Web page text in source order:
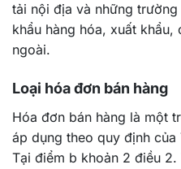
tải nội địa và những
khẩu hàng hóa, xuất
ngoài.
Loại hóa đơn bán hàng
Hóa đơn bán hàng là một
áp dụng theo quy định
Tại điểm b khoản 2 điều